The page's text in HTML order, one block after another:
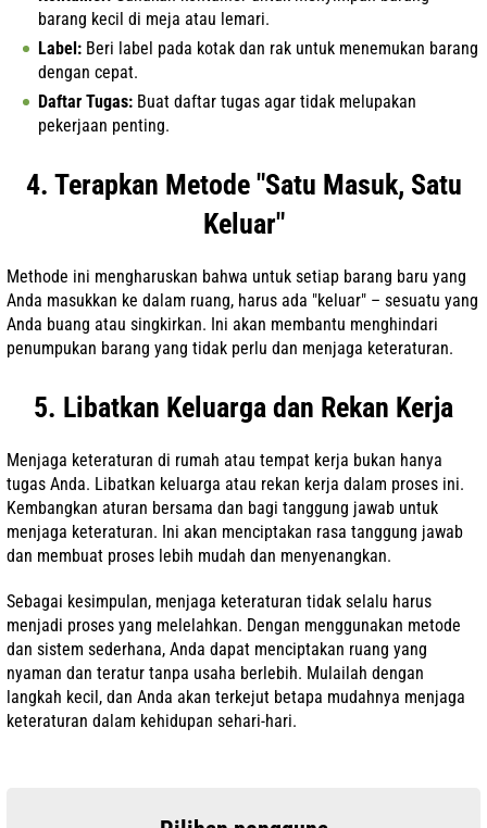
barang kecil di meja atau lemari.
Label: Beri label pada kotak dan rak untuk menemukan barang
dengan cepat.
Daftar Tugas: Buat daftar tugas agar tidak melupakan
pekerjaan penting.
4. Terapkan Metode "Satu Masuk, Satu
Keluar"
Methode ini mengharuskan bahwa untuk setiap barang baru yang
Anda masukkan ke dalam ruang, harus ada "keluar" – sesuatu yang
Anda buang atau singkirkan. Ini akan membantu menghindari
penumpukan barang yang tidak perlu dan menjaga keteraturan.
5. Libatkan Keluarga dan Rekan Kerja
Menjaga keteraturan di rumah atau tempat kerja bukan hanya
tugas Anda. Libatkan keluarga atau rekan kerja dalam proses ini.
Kembangkan aturan bersama dan bagi tanggung jawab untuk
menjaga keteraturan. Ini akan menciptakan rasa tanggung jawab
dan membuat proses lebih mudah dan menyenangkan.
Sebagai kesimpulan, menjaga keteraturan tidak selalu harus
menjadi proses yang melelahkan. Dengan menggunakan metode
dan sistem sederhana, Anda dapat menciptakan ruang yang
nyaman dan teratur tanpa usaha berlebih. Mulailah dengan
langkah kecil, dan Anda akan terkejut betapa mudahnya menjaga
keteraturan dalam kehidupan sehari-hari.